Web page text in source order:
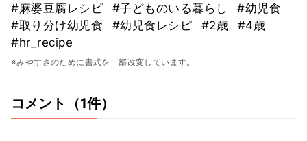
#麻婆豆腐レシピ #子どものいる暮らし
#幼児食
#取り分け幼児食
#幼児食レシピ #2歳
#4歳
#hr_recipe
※みやすさのために書式を一部改変しています。
コメント（1件）